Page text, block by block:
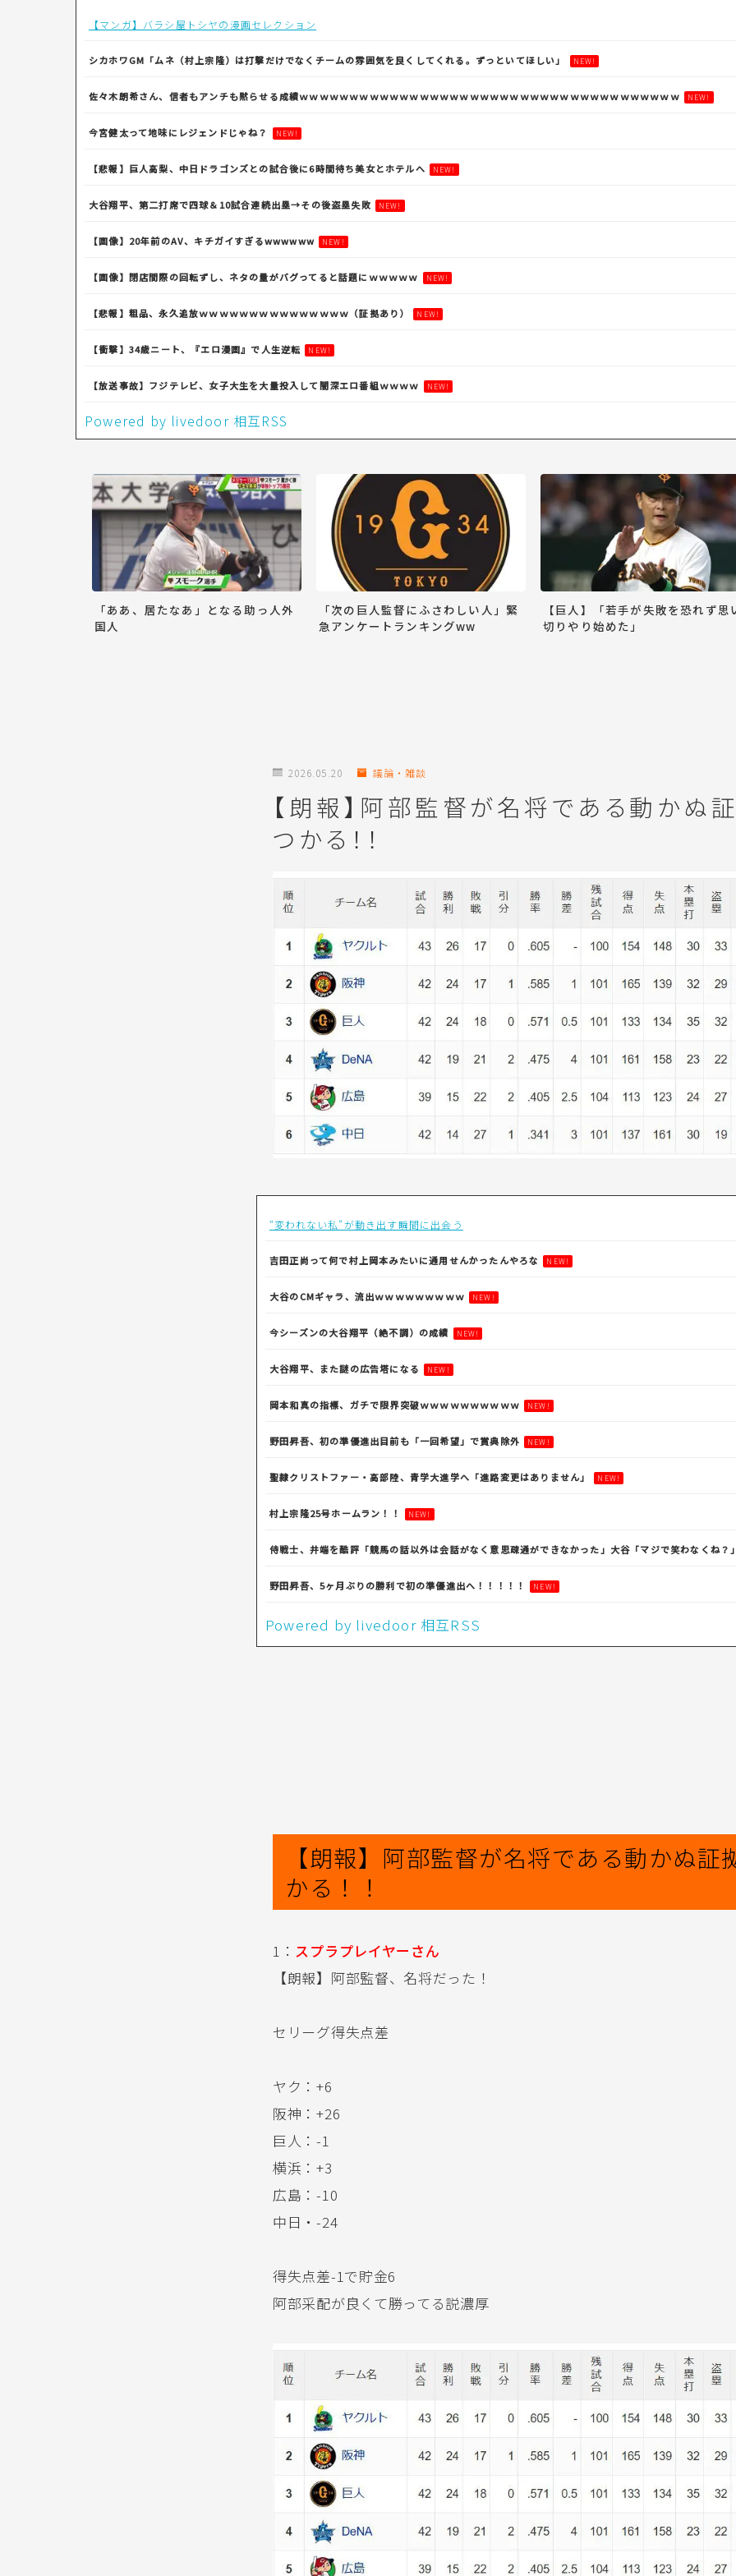
【マンガ】バラシ屋トシヤの漫画セレクション
シカホワGM「ムネ（村上宗隆）は打撃だけでなくチームの雰囲気を良くしてくれる。ずっといてほしい」 NEW!
佐々木朗希さん、信者もアンチも黙らせる成績ｗｗｗｗｗｗｗｗｗｗｗｗｗｗｗｗｗｗｗｗｗｗｗｗｗｗｗｗｗｗｗｗｗｗｗｗｗｗ NEW!
今宮健太って地味にレジェンドじゃね？ NEW!
【悲報】巨人高梨、中日ドラゴンズとの試合後に6時間待ち美女とホテルへ NEW!
大谷翔平、第二打席で四球＆10試合連続出塁→その後盗塁失敗 NEW!
【画像】20年前のAV、キチガイすぎるwwwwww NEW!
【画像】閉店間際の回転ずし、ネタの量がバグってると話題にｗｗｗｗｗ NEW!
【悲報】粗品、永久追放ｗｗｗｗｗｗｗｗｗｗｗｗｗｗｗ（証拠あり） NEW!
【衝撃】34歳ニート、『エロ漫画』で人生逆転 NEW!
【放送事故】フジテレビ、女子大生を大量投入して闇深エロ番組ｗｗｗｗ NEW!
Powered by livedoor 相互RSS
「ああ、居たなあ」となる助っ人外
国人
「次の巨人監督にふさわしい人」緊
急アンケートランキングww
【巨人】「若手が失敗を恐れず思
切りやり始めた」
2026.05.20 議論・雑談
【朗報】阿部監督が名将である動かぬ
つかる！！
“変われない私”が動き出す瞬間に出会う
吉田正尚って何で村上岡本みたいに通用せんかったんやろな NEW!
大谷のCMギャラ、流出ｗｗｗｗｗｗｗｗｗ NEW!
今シーズンの大谷翔平（絶不調）の成績 NEW!
大谷翔平、また謎の広告塔になる NEW!
岡本和真の指標、ガチで限界突破ｗｗｗｗｗｗｗｗｗｗ NEW!
野田昇吾、初の準優進出目前も「一回希望」で賞典除外 NEW!
聖隷クリストファー・高部陸、青学大進学へ「進路変更はありません」 NEW!
村上宗隆25号ホームラン！！ NEW!
侍戦士、井端を酷評「競馬の話以外は会話がなく意思疎通ができなかった」大谷「マジで笑わなくね？
野田昇吾、5ヶ月ぶりの勝利で初の準優進出へ！！！！！ NEW!
Powered by livedoor 相互RSS
【朗報】阿部監督が名将である動かぬ証
かる！！
1： スプラプレイヤーさん
【朗報】阿部監督、名将だった！
セリーグ得失点差
ヤク：+6
阪神：+26
巨人：-1
横浜：+3
広島：-10
中日・-24
得失点差-1で貯金6
阿部采配が良くて勝ってる説濃厚